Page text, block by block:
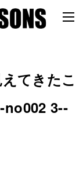
てきたこ
­no002 3-­